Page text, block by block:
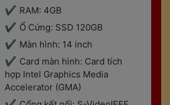
RAM: 4GB
Ổ Cứng: SSD 120GB
Màn hình: 14 inch
Card màn hình: Card tích
hợp Intel Graphics Media
Accelerator (GMA)